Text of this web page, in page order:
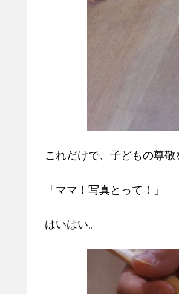
これだけで、子どもの尊敬
「ママ！写真とって！」
はいはい。